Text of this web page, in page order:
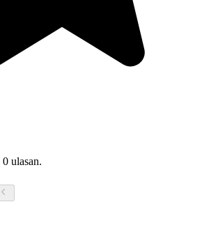
0 ulasan.